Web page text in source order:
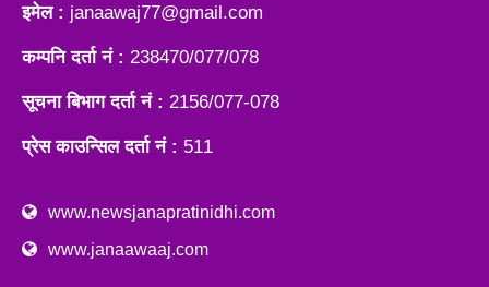
इमेल : janaawaj77@gmail.com
कम्पनि दर्ता नं : 238470/077/078
सूचना बिभाग दर्ता नं : 2156/077-078
प्रेस काउन्सिल दर्ता नं : 511
www.newsjanapratinidhi.com
www.janaawaaj.com